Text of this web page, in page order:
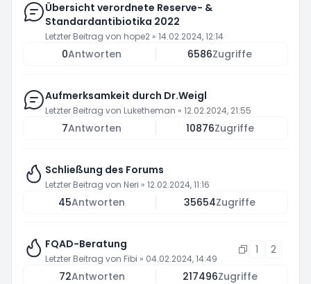
Übersicht verordnete Reserve- &
Standardantibiotika 2022
Letzter Beitrag von hope2 » 14.02.2024, 12:14
0Antworten 6586Zugriffe
Aufmerksamkeit durch Dr.Weigl
Letzter Beitrag von Luketheman » 12.02.2024, 21:55
7Antworten 10876Zugriffe
Schließung des Forums
Letzter Beitrag von Neri » 12.02.2024, 11:16
45Antworten 35654Zugriffe
FQAD-Beratung
Letzter Beitrag von Fibi » 04.02.2024, 14:49
1
2
72Antworten 217496Zugriffe